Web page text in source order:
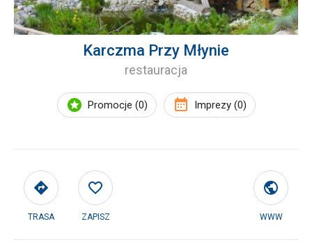
Karczma Przy Młynie
restauracja
Promocje (0) Imprezy (0)
TRASA ZAPISZ WWW